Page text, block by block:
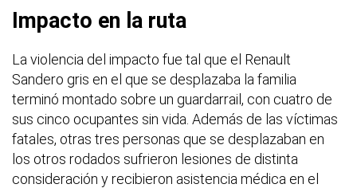
Impacto en la ruta
La violencia del impacto fue tal que el Renault
Sandero gris en el que se desplazaba la familia
terminó montado sobre un guardarrail, con cuatro de
sus cinco ocupantes sin vida. Además de las víctimas
fatales, otras tres personas que se desplazaban en
los otros rodados sufrieron lesiones de distinta
consideración y recibieron asistencia médica en el